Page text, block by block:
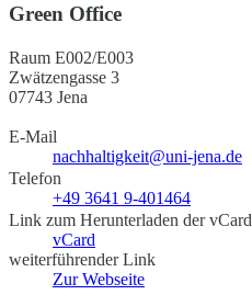
Green Office
Raum E002/E003
Zwätzengasse 3
07743 Jena
E-Mail
nachhaltigkeit@uni-jena.de
Telefon
+49 3641 9-401464
Link zum Herunterladen der vCard
vCard
weiterführender Link
Zur Webseite